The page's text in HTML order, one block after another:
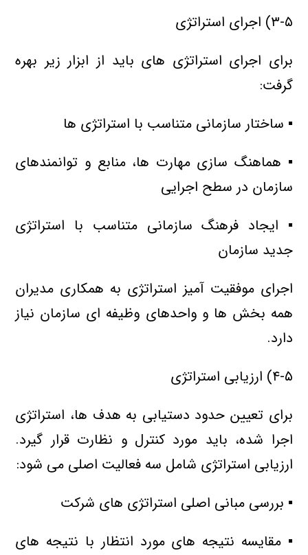
۳-۵) اجرای استراتژی
برای اجرای استراتژی های باید از ابزار زیر بهره
گرفت:
▪ ساختار سازمانی متناسب با استراتژی ها
▪ هماهنگ سازی مهارت ها، منابع و توانمندهای
سازمان در سطح اجرایی
▪ ایجاد فرهنگ سازمانی متناسب با استراتژی
جدید سازمان
اجرای موفقیت آمیز استراتژی به همکاری مدیران
همه بخش ها و واحدهای وظیفه ای سازمان نیاز
دارد.
۴-۵) ارزیابی استراتژی
برای تعیین حدود دستیابی به هدف ها، استراتژی
اجرا شده، باید مورد کنترل و نظارت قرار گیرد.
ارزیابی استراتژی شامل سه فعالیت اصلی می شود:
▪ بررسی مبانی اصلی استراتژی های شرکت
▪ مقایسه نتیجه های مورد انتظار با نتیجه های